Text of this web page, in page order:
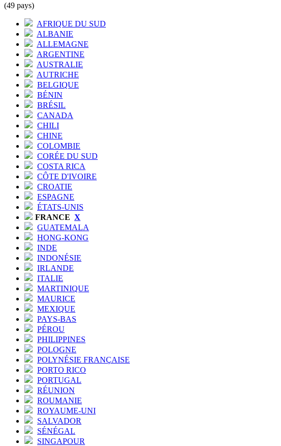
(49 pays)
AFRIQUE DU SUD
ALBANIE
ALLEMAGNE
ARGENTINE
AUSTRALIE
AUTRICHE
BELGIQUE
BÉNIN
BRÉSIL
CANADA
CHILI
CHINE
COLOMBIE
CORÉE DU SUD
COSTA RICA
CÔTE D'IVOIRE
CROATIE
ESPAGNE
ÉTATS-UNIS
FRANCE X
GUATEMALA
HONG-KONG
INDE
INDONÉSIE
IRLANDE
ITALIE
MARTINIQUE
MAURICE
MEXIQUE
PAYS-BAS
PÉROU
PHILIPPINES
POLOGNE
POLYNÉSIE FRANÇAISE
PORTO RICO
PORTUGAL
RÉUNION
ROUMANIE
ROYAUME-UNI
SALVADOR
SÉNÉGAL
SINGAPOUR